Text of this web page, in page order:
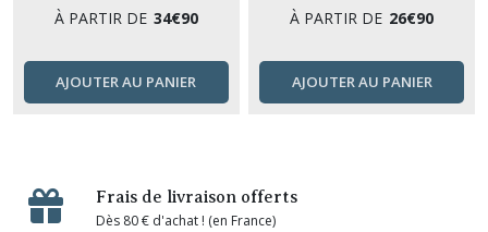
À PARTIR DE 34€90
AJOUTER AU PANIER
À PARTIR DE 26€90
AJOUTER AU PANIER
Frais de livraison offerts
Dès 80 € d'achat ! (en France)